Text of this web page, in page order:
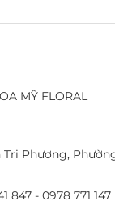
MỸ FLORAL
Tri Phương,
847 - 0978 771 147